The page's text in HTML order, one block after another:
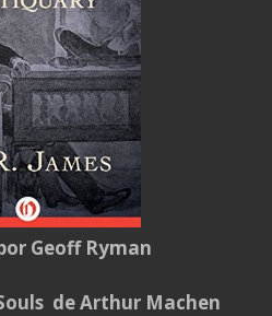
Geoff Ryman
de Arthur Machen